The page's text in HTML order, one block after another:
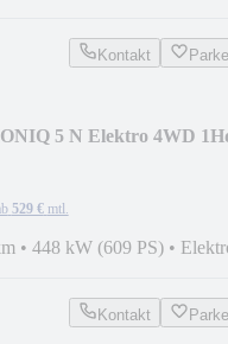
Kontakt
5 N Elektro 4WD
529 € mtl.
• 448 kW (609 PS) •
Kontakt